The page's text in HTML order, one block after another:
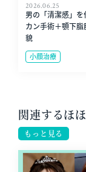
2026.06.25
男の「清潔感」を
カン手術＋顎下
貌
小顔治療
関連するほ
もっと見る